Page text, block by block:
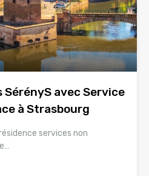
SérényS avec Service
à Strasbourg
services non